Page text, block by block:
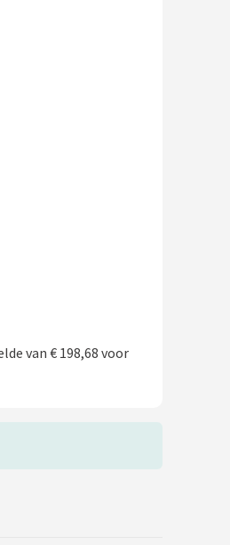
van € 198,68 voor